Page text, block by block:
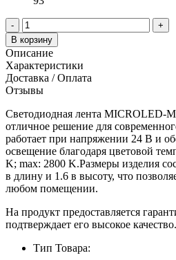
-
+
В корзину
Описание
Характеристики
Доставка / Оплата
Отзывы
Светодиодная лента MICROLED-
отличное решение для
работает при напряжении 24 В и
освещение благодаря цветовой
K; max: 2800 K.Размеры изделия
в длину и 1.6 в высоту, что
любом помещении.
На продукт предоставляется
подтверждает его высокое качество.
Тип Товара: